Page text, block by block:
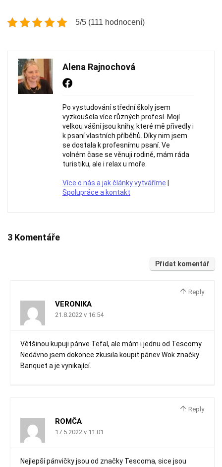
5/5 (111 hodnocení)
Alena Rajnochová
Po vystudování střední školy jsem
vyzkoušela více různých profesí. Mojí
velkou vášní jsou knihy, které mě přivedly i
k psaní vlastních příběhů. Díky nim jsem
se dostala k profesnímu psaní. Ve
volném čase se věnuji rodině, mám ráda
turistiku, ale i relax u moře.
Více o nás a jak články vytváříme
Spolupráce a kontakt
3 Komentáře
Přidat komentář
Reply
VERONIKA
21.8.2022 v 16:54
Většinou kupuji pánve Tefal, ale mám i jednu od Tescomy.
Nedávno jsem dokonce zkusila koupit pánev Wok značky
Banquet a je vynikající.
Reply
ROMČA
17.5.2022 v 11:01
Nejlepší pánvičky jsou od značky Tescoma, sice jsou